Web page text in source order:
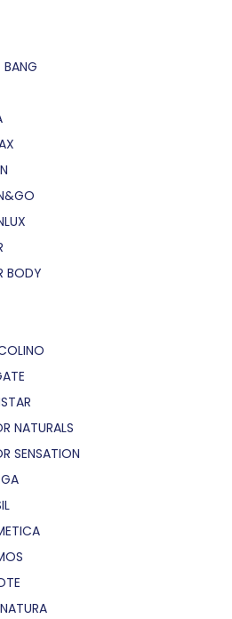
BANG
BODY
NATURALS
SENSATION